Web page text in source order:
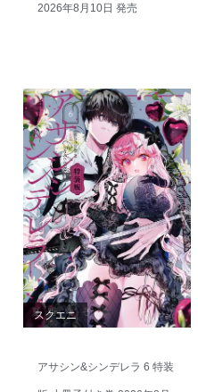
2026年8月10日 発売
スクエニ
アサシン&シンデレラ 6 特装